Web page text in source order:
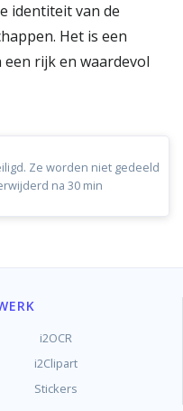
identiteit van de
Het is een
rijk en waardevol
Ze worden niet gedeeld
na 30 min
i2OCR
i2Clipart
Stickers